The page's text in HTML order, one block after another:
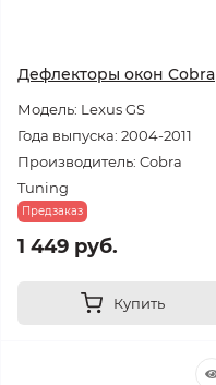
Дефлекторы окон Cobra
Модель: Lexus GS
Года выпуска: 2004-2011
Производитель: Cobra
Tuning
Предзаказ
1 449 руб.
Купить